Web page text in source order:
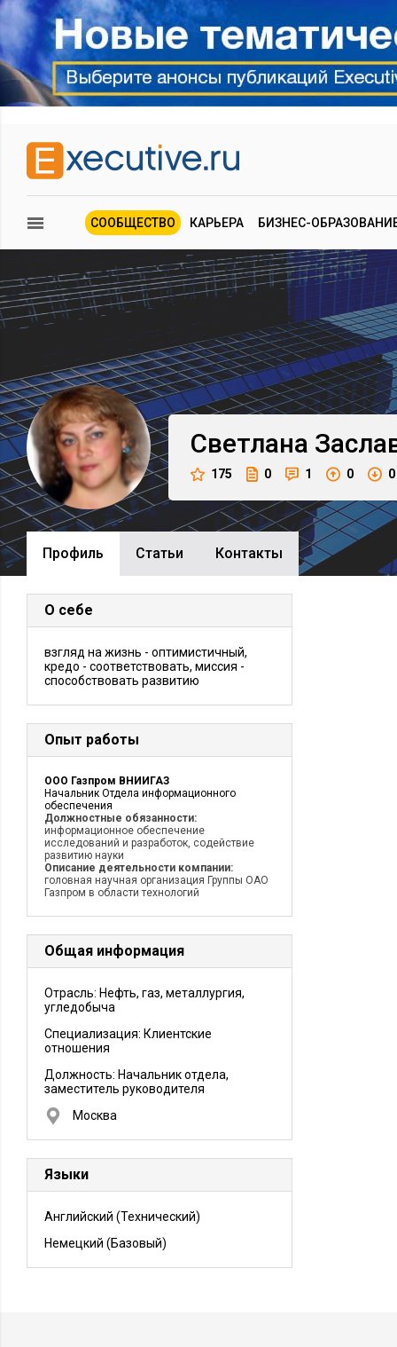
СООБЩЕСТВО КАРЬЕРА БИЗНЕС-
Светлана
175 0 1 0 0
Профиль Cтатьи Контакты
О себе
взгляд на жизнь - оптимистичный,
кредо - соответствовать, миссия -
способствовать развитию
Опыт работы
ООО Газпром ВНИИГАЗ
Начальник Отдела информационного
обеспечения
Должностные обязанности:
информационное обеспечение
исследований и разработок, содействие
развитию науки
Описание деятельности компании:
головная научная организация Группы ОАО
Газпром в области технологий
Общая информация
Отрасль: Нефть, газ, металлургия,
угледобыча
Специализация: Клиентские
отношения
Должность: Начальник отдела,
заместитель руководителя
Москва
Языки
Английский (Технический)
Немецкий (Базовый)